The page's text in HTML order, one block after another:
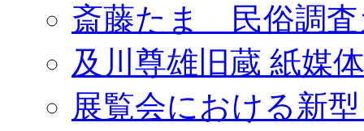
斎藤たま 民俗調査
及川尊雄旧蔵 紙媒
展覧会における新